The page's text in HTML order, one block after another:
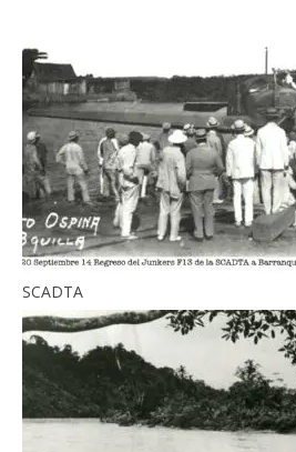
SCADTA